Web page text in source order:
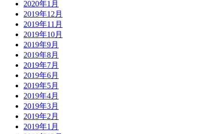
2020年1月
2019年12月
2019年11月
2019年10月
2019年9月
2019年8月
2019年7月
2019年6月
2019年5月
2019年4月
2019年3月
2019年2月
2019年1月